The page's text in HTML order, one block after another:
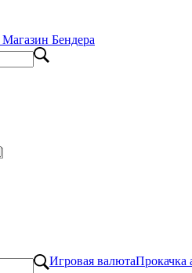
Магазин Бендера
Игровая валютаПрокачка